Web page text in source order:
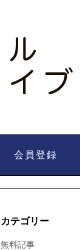
会員登録
カテゴリー
無料記事